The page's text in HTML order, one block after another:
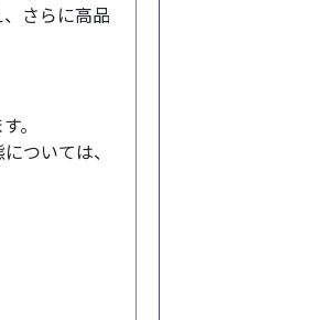
さらに高品
。
ついては、